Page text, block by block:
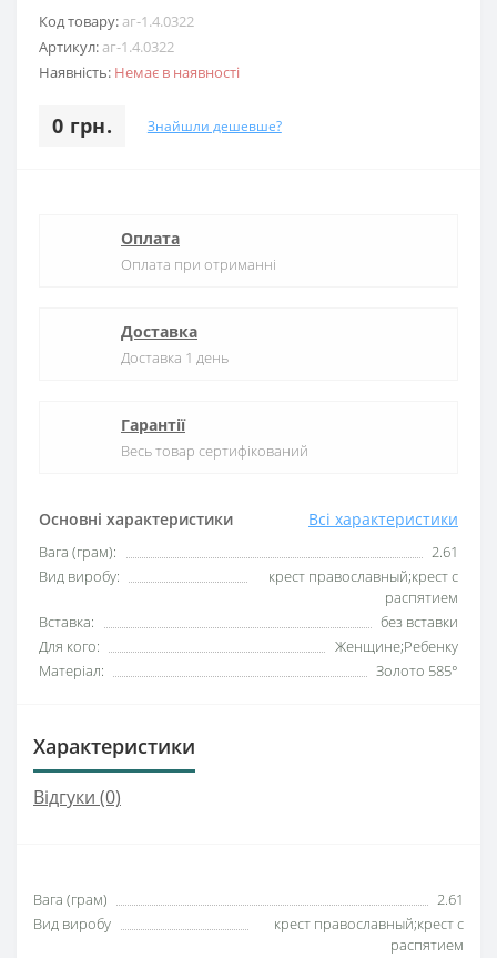
Код товару: аг-1.4.0322
Артикул: аг-1.4.0322
Наявність: Немає в наявності
0 грн. Знайшли дешевше?
Основні характеристики Всі характеристики
Вага (грам):
2.61
Вид виробу:
крест православный;крест с
распятием
Вставка:
без вставки
Для кого:
Женщине;Ребенку
Матеріал:
Золото 585°
Оплата
Оплата при отриманні
Доставка
Доставка 1 день
Гарантії
Весь товар сертифікований
Характеристики
Відгуки (0)
Вага (грам)
2.61
Вид виробу
крест православный;крест с
распятием